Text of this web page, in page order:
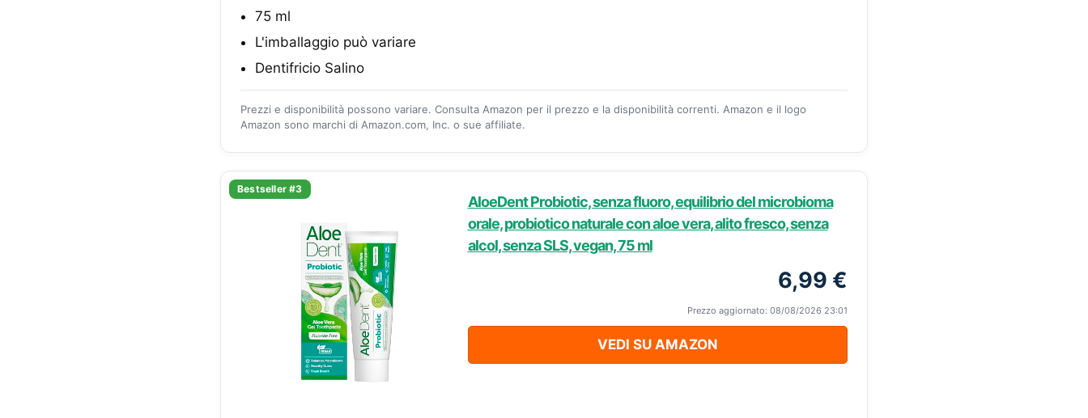
75 ml
L'imballaggio può variare
Dentifricio Salino
Prezzi e disponibilità possono variare. Consulta Amazon per il prezzo e la disponibilità correnti. Amazon e il logo
Amazon sono marchi di Amazon.com, Inc. o sue affiliate.
Bestseller #3
AloeDent Probiotic, senza fluoro, equilibrio del microbioma
orale, probiotico naturale con aloe vera, alito fresco, senza
alcol, senza SLS, vegan, 75 ml
6,99 €
Prezzo aggiornato: 08/08/2026 23:01
VEDI SU AMAZON